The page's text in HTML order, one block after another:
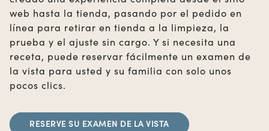
web hasta la tienda, pasando por el pedido en
línea para retirar en tienda a la limpieza, la
prueba y el ajuste sin cargo. Y si necesita una
receta, puede reservar fácilmente un examen de
la vista para usted y su familia con solo unos
pocos clics.
RESERVE SU EXAMEN DE LA VISTA